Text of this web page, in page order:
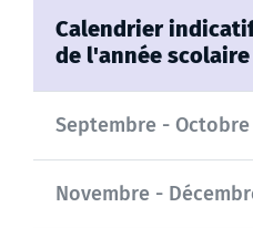
Calendrier
de l'année scolaire
Septembre - Octobre
Novembre -